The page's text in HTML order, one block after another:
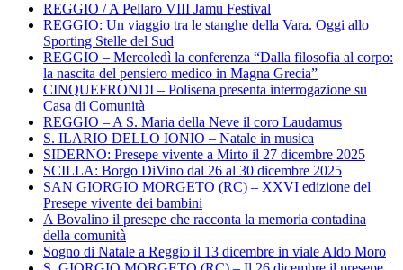
REGGIO / A Pellaro VIII Jamu Festival
REGGIO: Un viaggio tra le stanghe della Vara. Oggi allo
Sporting Stelle del Sud
REGGIO – Mercoledì la conferenza “Dalla filosofia al corpo:
la nascita del pensiero medico in Magna Grecia”
CINQUEFRONDI – Polisena presenta interrogazione su
Casa di Comunità
REGGIO – A S. Maria della Neve il coro Laudamus
S. ILARIO DELLO IONIO – Natale in musica
SIDERNO: Presepe vivente a Mirto il 27 dicembre 2025
SCILLA: Borgo DiVino dal 26 al 30 dicembre 2025
SAN GIORGIO MORGETO (RC) – XXVI edizione del
Presepe vivente dei bambini
A Bovalino il presepe che racconta la memoria contadina
della comunità
Sogno di Natale a Reggio il 13 dicembre in viale Aldo Moro